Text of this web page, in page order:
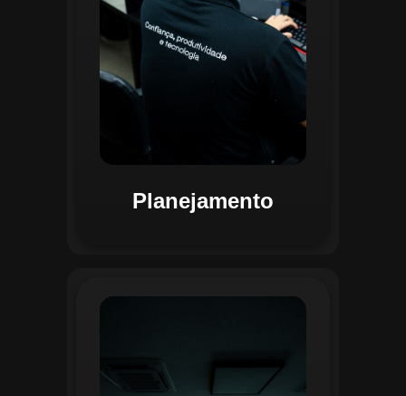
Planejamento
garantir que todas as ações estejam
alinhadas aos objetivos
estratégicos.
planejadas. Utilizando um videowall
central e sistemas de convergência